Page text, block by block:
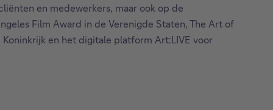
en medewerkers, maar ook op de
Film Award in de Verenigde Staten, The Art of
en het digitale platform Art:LIVE voor